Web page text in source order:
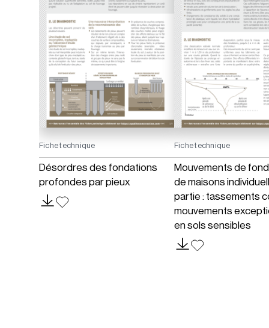
Fiche technique
Désordres des fondations
profondes par pieux
Fiche technique
Mouvements de
de maisons
partie : tassements
mouvements
en sols sensibles